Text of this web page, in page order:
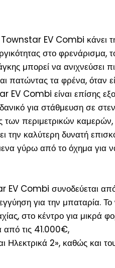
Townstar EV Combi κάνει
στο φρενάρισμα,
μπορεί να ανιχνεύσει
πατώντας τα φρένα, όταν
EV Combi είναι επίσης
για στάθμευση σε
των περιμετρικών καμερών,
την καλύτερη δυνατή
γύρω από το όχημα για
EV Combi συνοδεύεται
για την μπαταρία.
στο κέντρο για μικρά
από τις 41.000€,
Ηλεκτρικά 2», καθώς και